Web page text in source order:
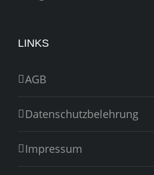
LINKS
AGB
Datenschutzbelehrung
Impressum